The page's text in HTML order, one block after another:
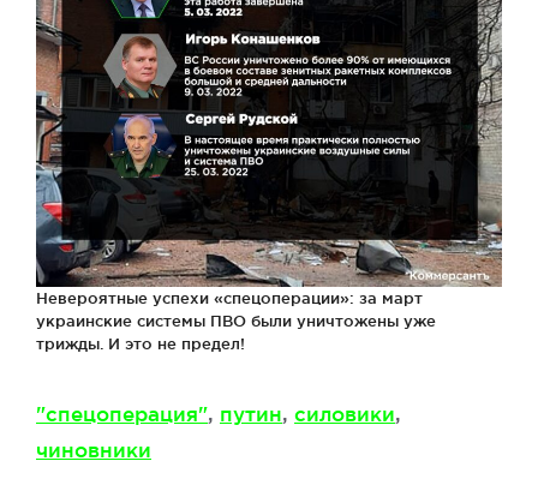
Невероятные успехи «спецоперации»: за март
украинские системы ПВО были уничтожены уже
трижды. И это не предел!
Метки
"спецоперация", путин, силовики,
чиновники